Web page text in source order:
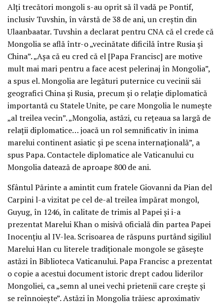
Alți trecători mongoli s-au oprit să îl vadă pe Pontif,
inclusiv Tuvshin, în vârstă de 38 de ani, un creștin din
Ulaanbaatar. Tuvshin a declarat pentru CNA că el crede că
Mongolia se află într-o „vecinătate dificilă între Rusia și
China”. „Așa că eu cred că el [Papa Francisc] are motive
mult mai mari pentru a face acest pelerinaj în Mongolia”,
a spus el. Mongolia are legături puternice cu vecinii săi
geografici China și Rusia, precum și o relație diplomatică
importantă cu Statele Unite, pe care Mongolia le numește
„al treilea vecin”. „Mongolia, astăzi, cu rețeaua sa largă de
relații diplomatice… joacă un rol semnificativ în inima
marelui continent asiatic și pe scena internațională”, a
spus Papa. Contactele diplomatice ale Vaticanului cu
Mongolia datează de aproape 800 de ani.
Sfântul Părinte a amintit cum fratele Giovanni da Pian del
Carpini l-a vizitat pe cel de-al treilea împărat mongol,
Guyug, în 1246, în calitate de trimis al Papei și i-a
prezentat Marelui Khan o misivă oficială din partea Papei
Inocențiu al IV-lea. Scrisoarea de răspuns purtând sigiliul
Marelui Han cu literele tradiționale mongole se găsește
astăzi în Biblioteca Vaticanului. Papa Francisc a prezentat
o copie a acestui document istoric drept cadou liderilor
Mongoliei, ca „semn al unei vechi prietenii care crește și
se reînnoiește”. Astăzi în Mongolia trăiesc aproximativ